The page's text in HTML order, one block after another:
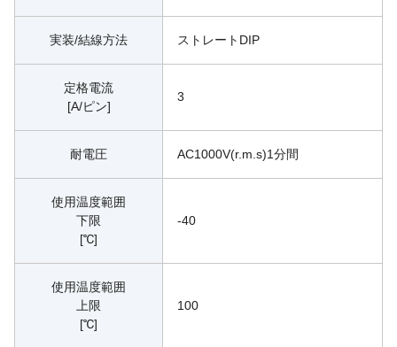
実装/結線方法 ストレートDIP
定格電流
[A/ピン]
3
耐電圧 AC1000V(r.m.s)1分間
使用温度範囲
下限
[℃]
-40
使用温度範囲
上限
[℃]
100